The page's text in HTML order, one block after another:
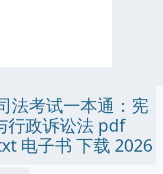
法考试一本通：宪
行政诉讼法 pdf
电子书 下载 2026